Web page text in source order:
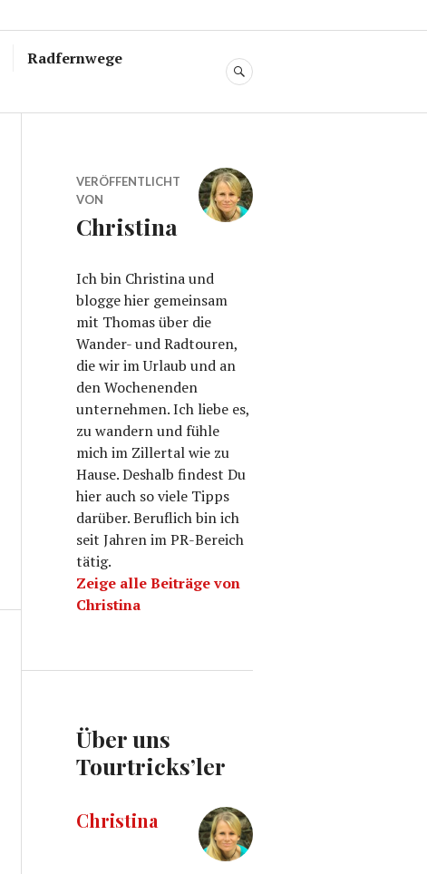
Radfernwege
SUCHE
VERÖFFENTLICHT
VON
Christina
Ich bin Christina und
blogge hier gemeinsam
mit Thomas über die
Wander- und Radtouren,
die wir im Urlaub und an
den Wochenenden
unternehmen. Ich liebe es,
zu wandern und fühle
mich im Zillertal wie zu
Hause. Deshalb findest Du
hier auch so viele Tipps
darüber. Beruflich bin ich
seit Jahren im PR-Bereich
tätig.
Zeige alle Beiträge von
Christina
Über uns
Tourtricks’ler
Christina